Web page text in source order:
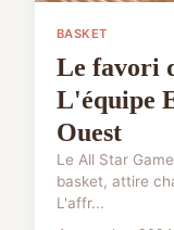
BASKET
Le favori
L'équipe
Ouest
Le All Star
basket, attire
L'affr...